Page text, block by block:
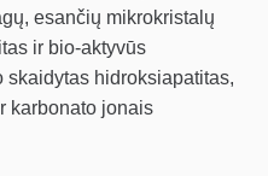
esančių mikrokristalų
ir bio-aktyvūs
skaidytas hidroksiapatitas,
karbonato jonais